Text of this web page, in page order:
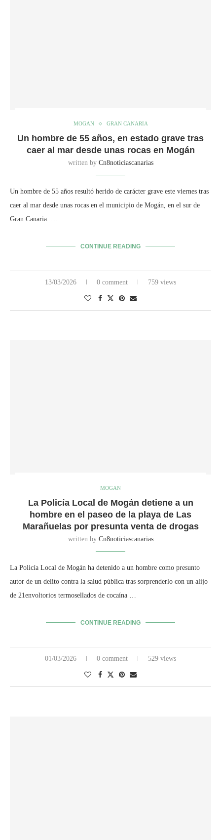
MOGAN GRAN CANARIA
Un hombre de 55 años, en estado grave tras
caer al mar desde unas rocas en Mogán
written by Cn8noticiascanarias
Un hombre de 55 años resultó herido de carácter grave este viernes tras
caer al mar desde unas rocas en el municipio de Mogán, en el sur de
Gran Canaria. …
CONTINUE READING
13/03/2026 0 comment 759 views
MOGAN
La Policía Local de Mogán detiene a un
hombre en el paseo de la playa de Las
Marañuelas por presunta venta de drogas
written by Cn8noticiascanarias
La Policía Local de Mogán ha detenido a un hombre como presunto
autor de un delito contra la salud pública tras sorprenderlo con un alijo
de 21envoltorios termosellados de cocaína …
CONTINUE READING
01/03/2026 0 comment 529 views